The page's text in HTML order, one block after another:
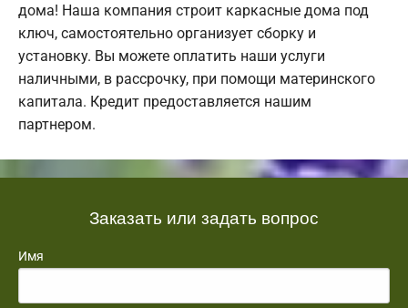
дома! Наша компания строит каркасные дома под
ключ, самостоятельно организует сборку и
установку. Вы можете оплатить наши услуги
наличными, в рассрочку, при помощи материнского
капитала. Кредит предоставляется нашим
партнером.
Заказать или задать вопрос
Имя